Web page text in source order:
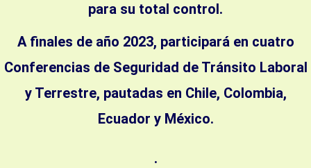
para su total control.
A finales de año 2023, participará en cuatro
Conferencias de Seguridad de Tránsito Laboral
y Terrestre, pautadas en Chile, Colombia,
Ecuador y México.
.